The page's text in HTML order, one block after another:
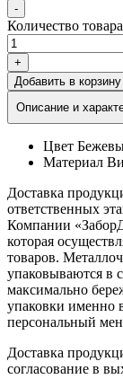
-
Количество
+
Добавить в корзину
Описание и
Цвет
Материал
Доставка
ответственных
Компании
которая
товаров.
упаковываются в
максимально
упаковки именно
персональный
Доставка
согласование в